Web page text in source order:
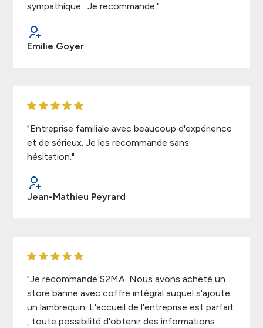
sympathique. Je recommande."
Emilie Goyer
"Entreprise familiale avec beaucoup d'expérience
et de sérieux. Je les recommande sans
hésitation."
Jean-Mathieu Peyrard
"Je recommande S2MA. Nous avons acheté un
store banne avec coffre intégral auquel s'ajoute
un lambrequin. L'accueil de l'entreprise est parfait
, toute possibilité d'obtenir des informations